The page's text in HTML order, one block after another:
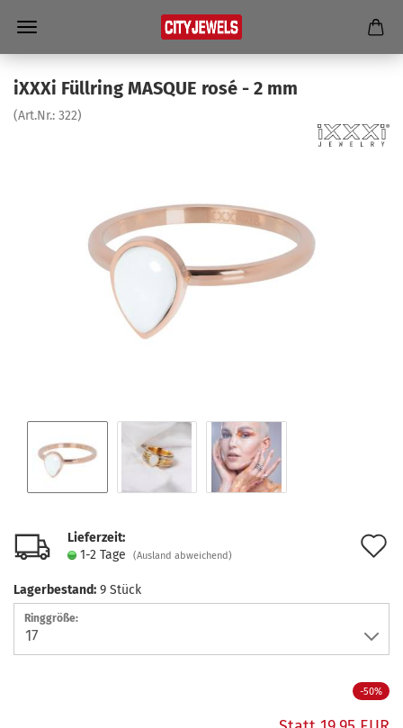
iXXXi Füll­ring MAS­QUE rosé - 2 mm
(Art.Nr.: 322)
Lieferzeit:
1-2 Tage
(Ausland abweichend)
Lagerbestand: 9 Stück
Ringgröße:
-50%